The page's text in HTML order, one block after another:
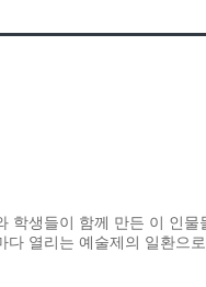
학생들이 함께 만든 이 인물
열리는 예술제의 일환으